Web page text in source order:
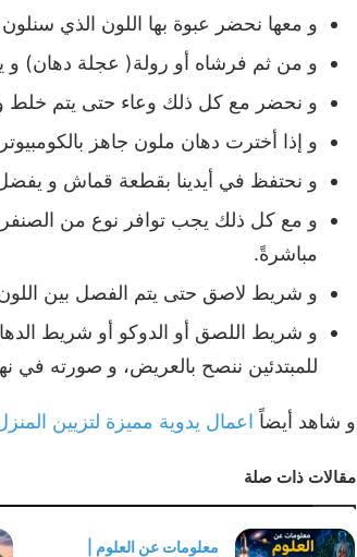
و معها نحضر عبوة بها اللون الذي سنلون
و من ثم فرشاه أو رولة( عجلة دهان) و
و نحضر مع كل ذلك وعاء حتى يتم خلط و
و إذا أخترت دهان ملون جاهز
و نحتفظ في أيدينا بقطعة قماش و
و مع كل ذلك يجب توافر نوع من
مباشرةً.
و شريط لاصق حتى يتم الفصل بين
و شريط اللصق أو الدوكو أو شريط
للمبتدئين ننصح بالعريض، و صورته في
و شاهد أيضاً اعمال يدوية مميزة لتزيين
مقالات ذات صلة
معلومات عن العلوم |